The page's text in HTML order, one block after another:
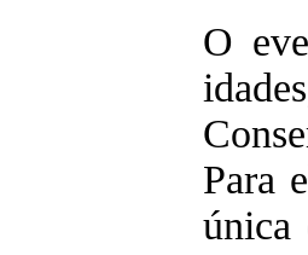
O
Para
única